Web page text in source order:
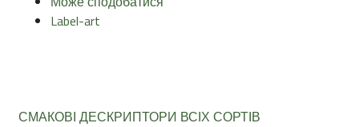
Label-art
СМАКОВІ ДЕСКРИПТОРИ ВСІХ СОРТІВ